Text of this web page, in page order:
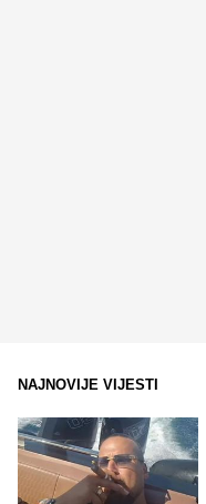
NAJNOVIJE VIJESTI